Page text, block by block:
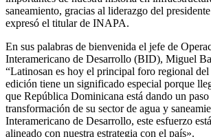
saneamiento, gracias al liderazgo del
expresó el titular de INAPA.
En sus palabras de bienvenida el jefe de
Interamericano de Desarrollo (BID), Miguel
“Latinosan es hoy el principal foro regional del
edición tiene un significado especial porque
que República Dominicana está dando un
transformación de su sector de agua y
Interamericano de Desarrollo, este esfuerzo
alineado con nuestra estrategia con el país».